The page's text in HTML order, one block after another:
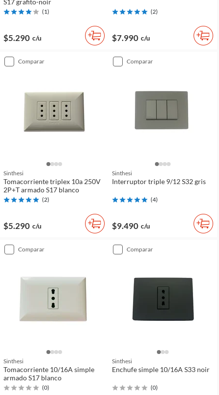
S17 grafito-noir
(1)
$5.290 c/u
(2)
$7.990 c/u
comparar
Sinthesi
Tomacorriente triplex 10a 250V
2P+T armado S17 blanco
(2)
$5.290 c/u
comparar
Sinthesi
Interruptor triple 9/12 S32 gris
(4)
$9.490 c/u
comparar
Sinthesi
Tomacorriente 10/16A simple
armado S17 blanco
(0)
comparar
Sinthesi
Enchufe simple 10/16A S33 noir
(0)